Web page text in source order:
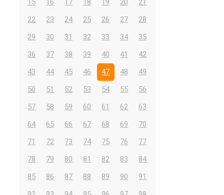
15 16 17 18 19 20
21
22
23 24 25 26 27
28
29
30 31 32 33 34
35
36
37 38 39 40 41
42
43
44 45 46 47 48
49
50
51 52 53 54 55
56
57
58 59 60 61 62
63
64
65 66 67 68 69
70
71
72 73 74 75 76
77
78
79 80 81 82 83
84
85
86 87 88 89 90
91